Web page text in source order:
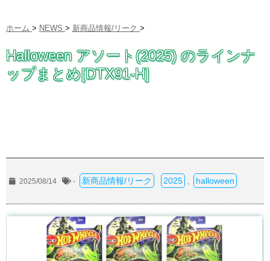
ホーム > NEWS > 新商品情報/リーク >
Halloween アソート(2025) のラインナ
ップまとめ[DTX91-H]
2025/08/14 - 新商品情報/リーク 2025 halloween